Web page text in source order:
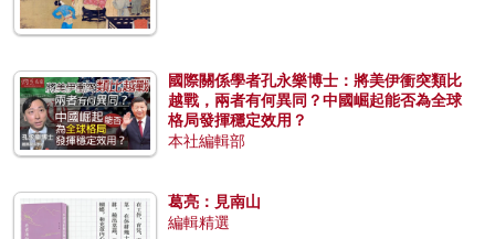
國際關係學者孔永樂博士：將美伊衝突類比
越戰，兩者有何異同？中國崛起能否為全球
格局發揮穩定效用？
本社編輯部
葛亮：見南山
編輯精選